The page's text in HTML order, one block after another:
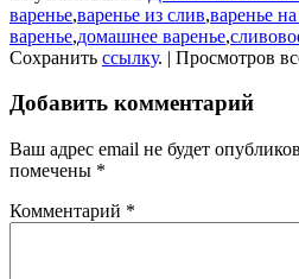
варенье,варенье из слив,варенье
варенье,домашнее варенье,
Сохранить ссылку. | Просмотров
Добавить комментарий
Ваш адрес email не будет
помечены *
Комментарий *